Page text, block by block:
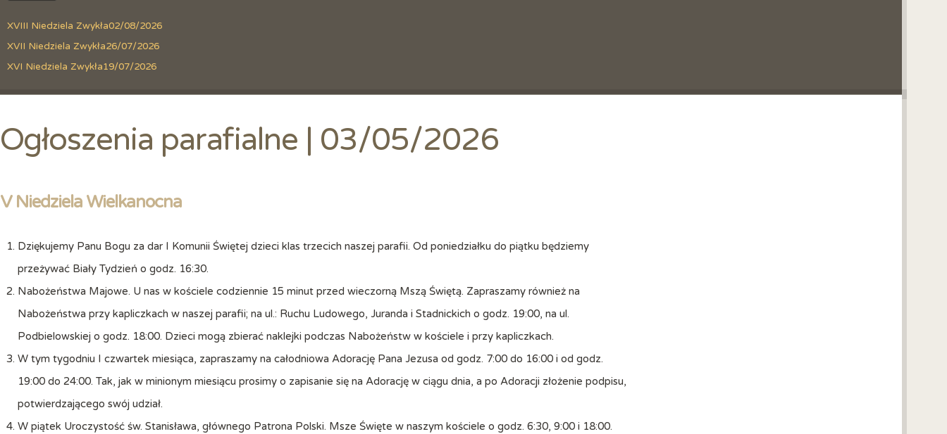
XVIII Niedziela Zwykła02/08/2026
XVII Niedziela Zwykła26/07/2026
XVI Niedziela Zwykła19/07/2026
Ogłoszenia parafialne | 03/05/2026
V Niedziela Wielkanocna
Dziękujemy Panu Bogu za dar I Komunii Świętej dzieci klas trzecich naszej parafii. Od poniedziałku do piątku będziemy
przeżywać Biały Tydzień o godz. 16:30.
Nabożeństwa Majowe. U nas w kościele codziennie 15 minut przed wieczorną Mszą Świętą. Zapraszamy również na
Nabożeństwa przy kapliczkach w naszej parafii; na ul.: Ruchu Ludowego, Juranda i Stadnickich o godz. 19:00, na ul.
Podbielowskiej o godz. 18:00. Dzieci mogą zbierać naklejki podczas Nabożeństw w kościele i przy kapliczkach.
W tym tygodniu I czwartek miesiąca, zapraszamy na całodniowa Adorację Pana Jezusa od godz. 7:00 do 16:00 i od godz.
19:00 do 24:00. Tak, jak w minionym miesiącu prosimy o zapisanie się na Adorację w ciągu dnia, a po Adoracji złożenie podpisu,
potwierdzającego swój udział.
W piątek Uroczystość św. Stanisława, głównego Patrona Polski. Msze Święte w naszym kościele o godz. 6:30, 9:00 i 18:00.